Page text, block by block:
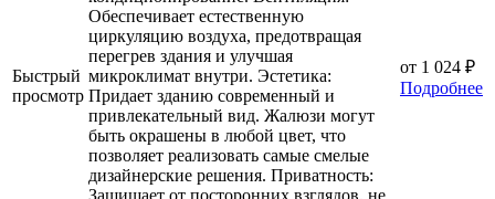
Быстрый
просмотр
Обеспечивает естественную
циркуляцию воздуха, предотвращая
перегрев здания и улучшая
микроклимат внутри. Эстетика:
Придает зданию современный и
привлекательный вид. Жалюзи могут
быть окрашены в любой цвет, что
позволяет реализовать самые смелые
дизайнерские решения. Приватность:
Защищает от посторонних взглядов, не
от 1 024 ₽
Подробнее